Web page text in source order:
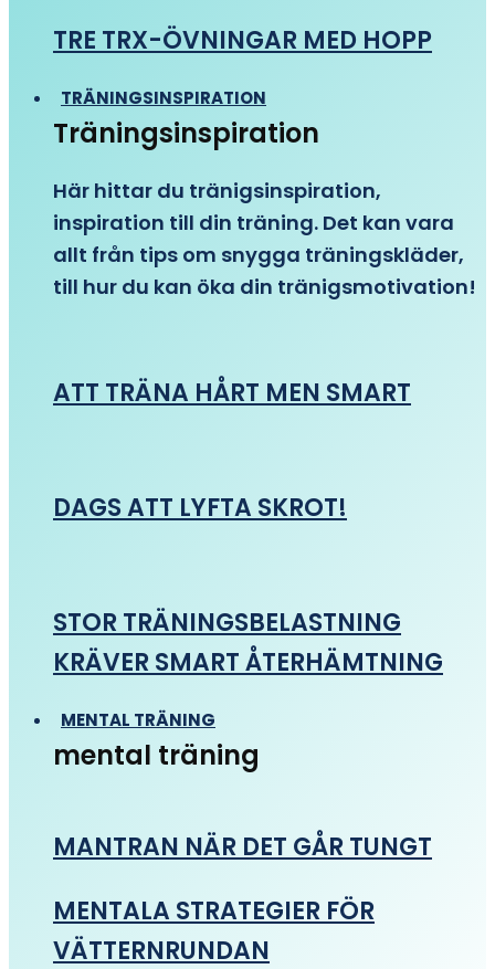
TRE TRX-ÖVNINGAR MED HOPP
TRÄNINGSINSPIRATION
Träningsinspiration
Här hittar du tränigsinspiration,
inspiration till din träning. Det kan vara
allt från tips om snygga träningskläder,
till hur du kan öka din tränigsmotivation!
ATT TRÄNA HÅRT MEN SMART
DAGS ATT LYFTA SKROT!
STOR TRÄNINGSBELASTNING
KRÄVER SMART ÅTERHÄMTNING
MENTAL TRÄNING
mental träning
MANTRAN NÄR DET GÅR TUNGT
MENTALA STRATEGIER FÖR
VÄTTERNRUNDAN